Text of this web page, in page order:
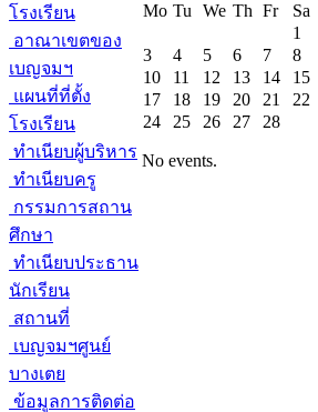
โรงเรียน
อาณาเขตของ
เบญจมฯ
แผนที่ที่ตั้ง
โรงเรียน
ทำเนียบผู้บริหาร
ทำเนียบครู
กรรมการสถาน
ศึกษา
ทำเนียบประธาน
นักเรียน
สถานที่
เบญจมฯศูนย์
บางเตย
ข้อมูลการติดต่อ
Mo Tu We Th Fr Sa
1
3
4 5 6 7 8
10
11 12 13 14 15
17
18 19 20 21 22
24
25 26 27 28
No events.